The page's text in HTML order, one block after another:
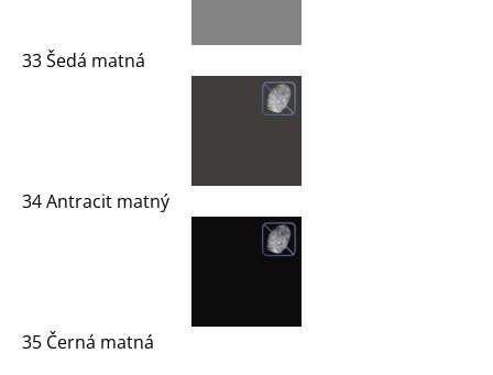
33 Šedá matná
34 Antracit matný
35 Černá matná